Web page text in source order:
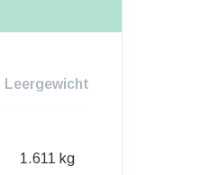
Leergewicht
1.611 kg